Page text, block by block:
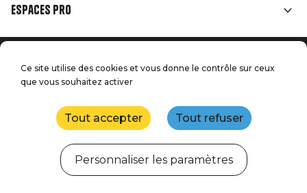
Espaces Pro
Menu
Accueil
Mentions légales
Presse
Nous contacter
Plan du site
Réalisation : StudioJuillet
Ce site utilise des cookies et vous donne le contrôle sur ceux
que vous souhaitez activer
Tout accepter Tout refuser
Personnaliser les paramètres